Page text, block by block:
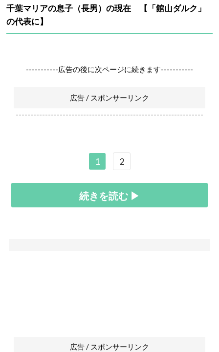
千葉マリアの息子（長男）の現在 【「館山ダルク」
の代表に】
-----------広告の後に次ページに続きます-----------
広告 / スポンサーリンク
----------------------------------------------------------------
1 2
続きを読む ▶
広告 / スポンサーリンク